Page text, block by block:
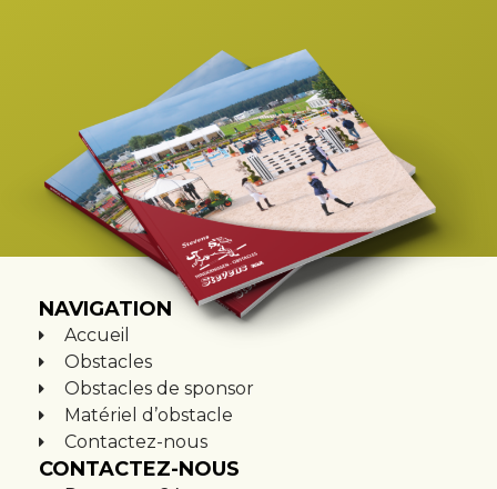
NAVIGATION
Accueil
Obstacles
Obstacles de sponsor
Matériel d’obstacle
Contactez-nous
CONTACTEZ-NOUS